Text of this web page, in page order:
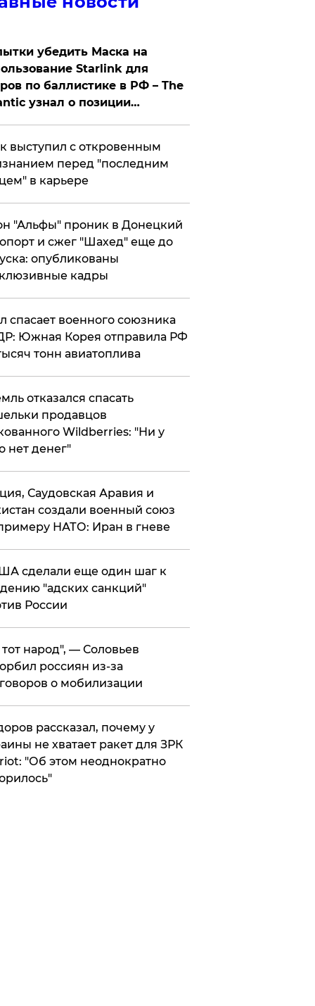
убедить Маска на
Starlink для
по баллистике в РФ – The
узнал о позиции
выступил с откровенным
перед "последним
в карьере
"Альфы" проник в Донецкий
и сжег "Шахед" еще до
опубликованы
кадры
спасает военного союзника
Южная Корея отправила РФ
тонн авиатоплива
отказался спасать
продавцов
Wildberries: "Ни у
нет денег"
Саудовская Аравия и
создали военный союз
НАТО: Иран в гневе
сделали еще один шаг к
"адских санкций"
России
народ", — Соловьев
россиян из-за
о мобилизации
рассказал, почему у
не хватает ракет для ЗРК
"Об этом неоднократно